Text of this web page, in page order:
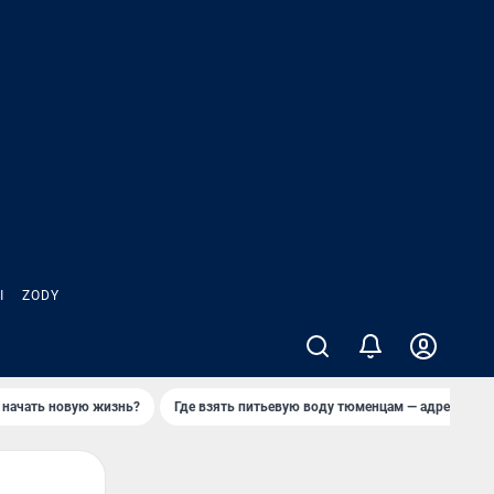
ZODY
начать новую жизнь? Где взять питьевую воду тюменцам — адреса